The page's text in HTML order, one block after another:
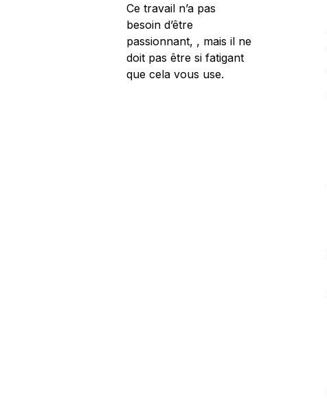
Ce travail n’a pas
besoin d’être
passionnant, , mais il ne
doit pas être si fatigant
que cela vous use.